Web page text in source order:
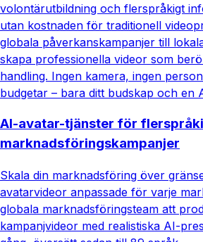
volontärutbildning och flerspråkigt
utan kostnaden för traditionell
globala påverkanskampanjer till
skapa professionella videor som
handling. Ingen kamera, ingen
budgetar – bara ditt budskap och en
AI-avatar-tjänster för
marknadsföringskampanjer
Skala din marknadsföring över
avatarvideor anpassade för varje
globala marknadsföringsteam att
kampanjvideor med realistiska AI-